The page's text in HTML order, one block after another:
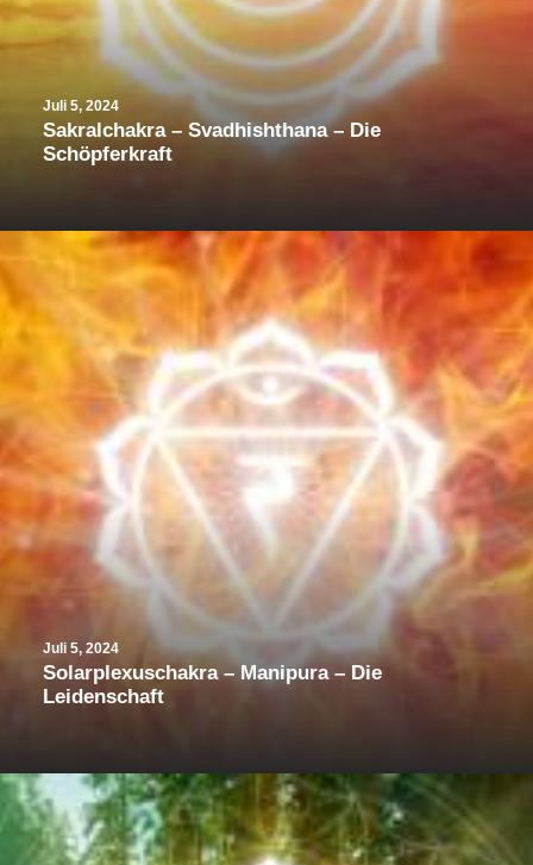
Juli 5, 2024
Sakralchakra – Svadhishthana – Die
Schöpferkraft
Juli 5, 2024
Solarplexuschakra – Manipura – Die
Leidenschaft